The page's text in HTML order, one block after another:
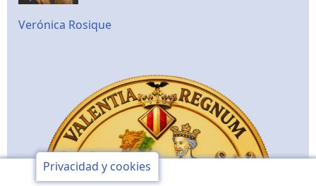
Verónica Rosique
Privacidad y cookies